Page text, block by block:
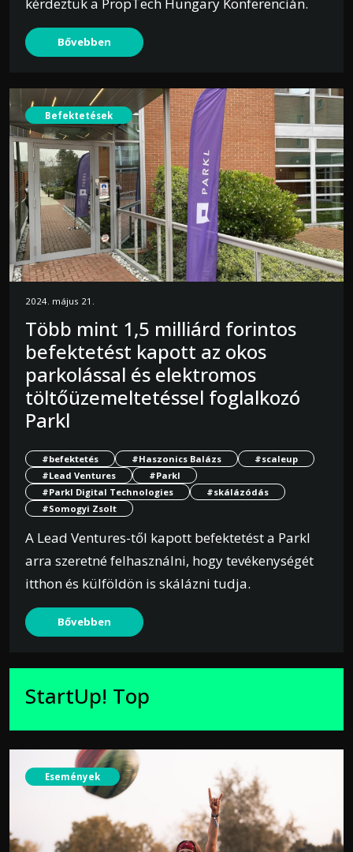
Bővebben
Befektetések
2024. május 21.
Több mint 1,5 milliárd forintos
befektetést kapott az okos
parkolással és elektromos
töltőüzemeltetéssel foglalkozó
Parkl
#befektetés #Haszonics Balázs
#scaleup
#Lead Ventures
#Parkl
#Parkl Digital Technologies
#skálázódás
#Somogyi Zsolt
A Lead Ventures-től kapott befektetést a Parkl
arra szeretné felhasználni, hogy tevékenységét
itthon és külföldön is skálázni tudja.
Bővebben
StartUp! Top
Események